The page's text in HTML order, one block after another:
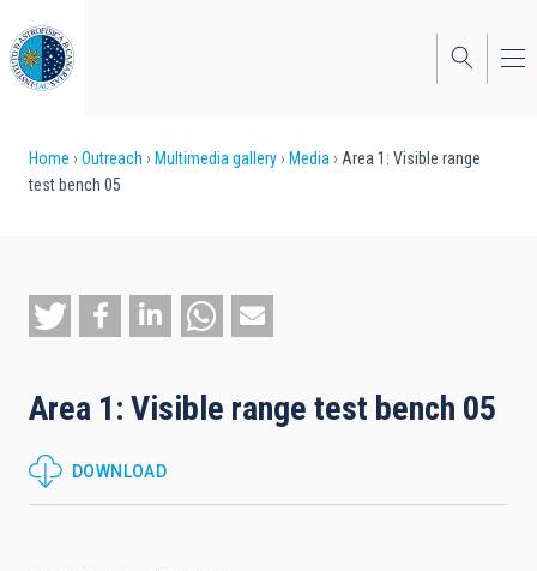
to
main
content
Breadcrumb
Home Outreach Multimedia gallery Media
Area 1: Visible range
test bench 05
Area 1: Visible range test bench 05
DOWNLOAD